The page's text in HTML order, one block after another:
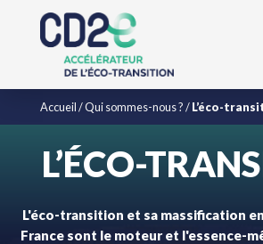
Accueil/Qui sommes-nous ?/L’éco-
L’ÉCO-
L'éco-transition et sa massification
France sont le moteur et l'essence-